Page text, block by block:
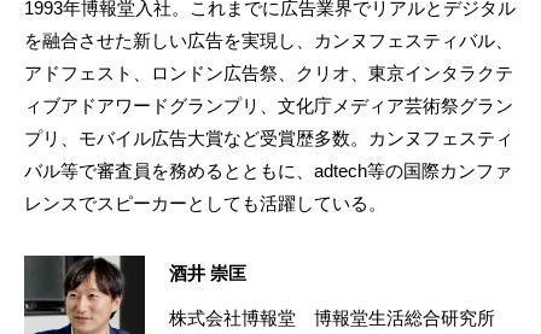
1993年博報堂入社。これまでに広告業界でリアルとデジタル
を融合させた新しい広告を実現し、カンヌフェスティバル、
アドフェスト、ロンドン広告祭、クリオ、東京インタラクテ
ィブアドアワードグランプリ、文化庁メディア芸術祭グラン
プリ、モバイル広告大賞など受賞歴多数。カンヌフェスティ
バル等で審査員を務めるとともに、adtech等の国際カンファ
レンスでスピーカーとしても活躍している。
酒井 崇匡
株式会社博報堂 博報堂生活総合研究所